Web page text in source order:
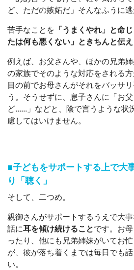
ど、ただの嫉妬だ」そんなふうに逃
苦手なことを 「うまくやれ」と命
たは何も悪くない」ときちんと伝え
例えば、お父さんや、ほかの兄弟
の家族でそのような対応をされる
目の前でお母さんがそれをバッサ
う。そうせずに、息子さんに「お
ど......」などと、陰で言うような状
慮してはいけません。
■子どもをサポートする上で大
り「聴く」
そして、二つめ。
親御さんがサポートするうえで大
話に耳を傾け続けることです。お
ったり、他にも兄弟姉妹がいてお
が、彼が落ち着くまでは毎日でも
い。